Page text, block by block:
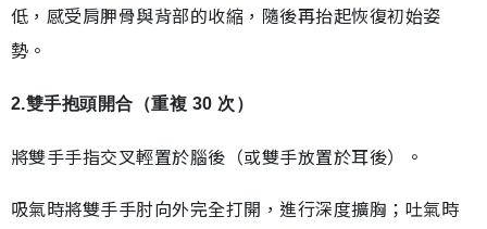
低，感受肩胛骨與背部的收縮，隨後再抬起恢復初始姿
勢。
2.雙手抱頭開合（重複 30 次）
將雙手手指交叉輕置於腦後（或雙手放置於耳後）。
吸氣時將雙手手肘向外完全打開，進行深度擴胸；吐氣時